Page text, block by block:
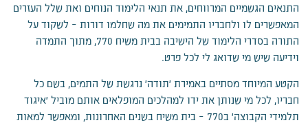
התנאים הגשמיים המרווחים, את תנאי הלימוד הנוחים ואת שלל העזרים
המאפשרים לו ולחבריו התמימים את מה שחלמו דורות – לשקוד על
התורה בסדרי הלימוד של הישיבה בבית משיח 770, מתוך התמדה
וידיעה שיש מי שדואג לי לכל פרט.
הקטע המיוחד מסתיים באמירת 'תודה' נרגשת של התמים, בשם כל
חבריו, לכל מי שנותן את ידו למהלכים המופלאים אותם מוביל 'איגוד
תלמידי הקבוצה' ב770 – בית משיח בשנים האחרונות, ומאפשר למאות